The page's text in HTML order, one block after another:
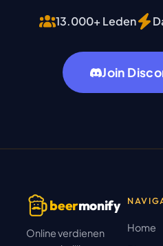
13.000+ Leden
Join
beermonify
Online verdienen
Home